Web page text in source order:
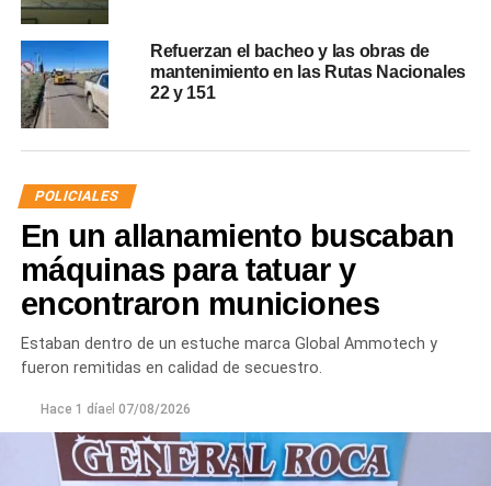
Refuerzan el bacheo y las obras de
mantenimiento en las Rutas Nacionales
22 y 151
POLICIALES
En un allanamiento buscaban
máquinas para tatuar y
encontraron municiones
Estaban dentro de un estuche marca Global Ammotech y
fueron remitidas en calidad de secuestro.
Hace 1 díael 07/08/2026